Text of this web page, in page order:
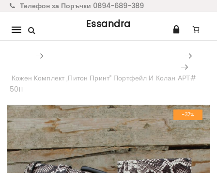
Телефон за Поръчки 0894-689-389
Mobile
Essandra
Кожен Kомплект „Питон Принт“ Портфейл И Колан АРТ#
5011
Skip to content
-37%